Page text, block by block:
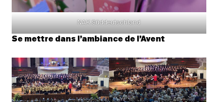
NAK Süddeutschland
Se mettre dans l’ambiance de l’Avent